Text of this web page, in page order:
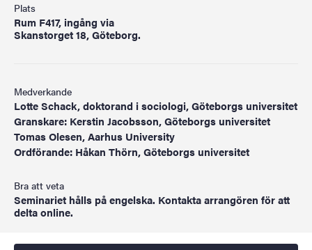
Plats
Rum F417, ingång via
Skanstorget 18, Göteborg.
Medverkande
Lotte Schack, doktorand i sociologi, Göteborgs universitet
Granskare: Kerstin Jacobsson, Göteborgs universitet
Tomas Olesen, Aarhus University
Ordförande: Håkan Thörn, Göteborgs universitet
Bra att veta
Seminariet hålls på engelska. Kontakta arrangören för att
delta online.